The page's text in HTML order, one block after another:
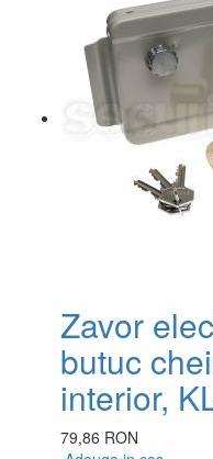
Zavor
butuc
interior,
79,86 RON